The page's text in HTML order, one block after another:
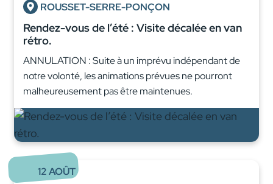
ROUSSET-SERRE-PONÇON
Rendez-vous de l’été : Visite décalée en van
rétro.
ANNULATION : Suite à un imprévu indépendant de
notre volonté, les animations prévues ne pourront
malheureusement pas être maintenues.
12AOÛT